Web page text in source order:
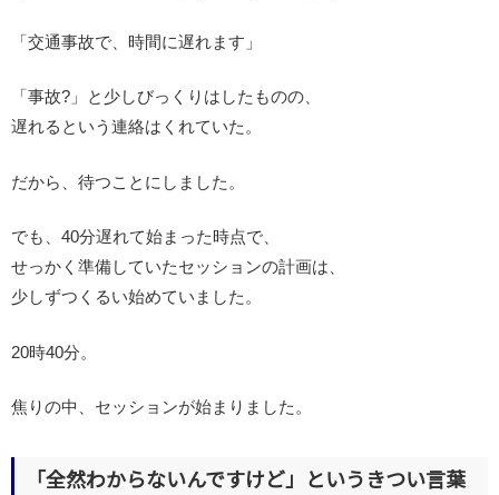
「交通事故で、時間に遅れます」
「事故?」と少しびっくりはしたものの、
遅れるという連絡はくれていた。
だから、待つことにしました。
でも、40分遅れて始まった時点で、
せっかく準備していたセッションの計画は、
少しずつくるい始めていました。
20時40分。
焦りの中、セッションが始まりました。
「全然わからないんですけど」というきつい言葉